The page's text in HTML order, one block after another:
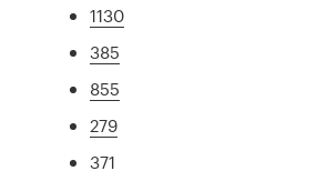
1130
385
855
279
371